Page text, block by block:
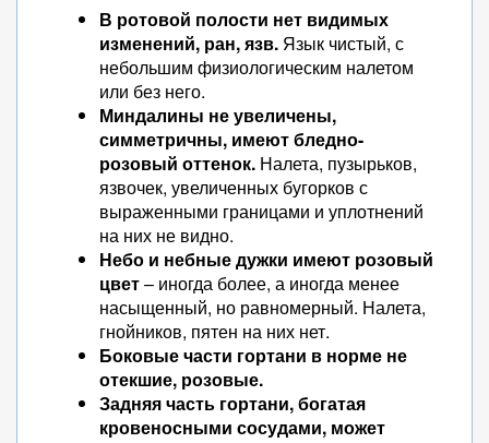
В ротовой полости нет видимых
изменений, ран, язв. Язык чистый, с
небольшим физиологическим налетом
или без него.
Миндалины не увеличены,
симметричны, имеют бледно-
розовый оттенок. Налета, пузырьков,
язвочек, увеличенных бугорков с
выраженными границами и уплотнений
на них не видно.
Небо и небные дужки имеют розовый
цвет– иногда более, а иногда менее
насыщенный, но равномерный. Налета,
гнойников, пятен на них нет.
Боковые части гортани в норме не
отекшие, розовые.
Задняя часть гортани, богатая
кровеносными сосудами, может